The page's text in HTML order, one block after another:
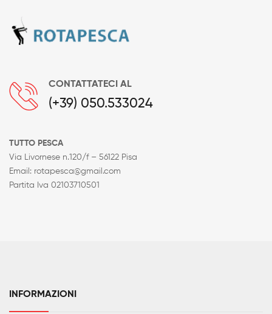
CONTATTATECI AL
(+39) 050.533024
TUTTO PESCA
Via Livornese n.120/f – 56122 Pisa
Email: rotapesca@gmail.com
Partita Iva 02103710501
INFORMAZIONI